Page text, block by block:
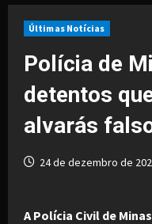
Últimas Notícias
Polícia de
detentos
alvarás
24 de dezembro de
A Polícia Civil de